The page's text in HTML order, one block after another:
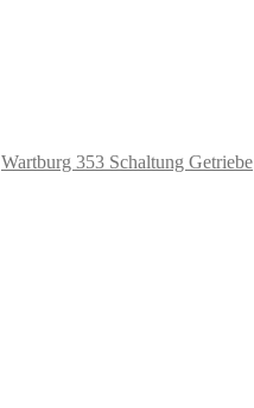
Wartburg 353 Schaltung Getriebe